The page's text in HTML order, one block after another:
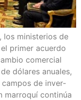
los minis­te­rios de
pri­mer acuer­do
comer­cial
dóla­res anua­les,
cam­pos de inver­
marro­quí con­ti­núa